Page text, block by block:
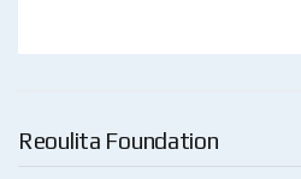
Reoulita Foundation